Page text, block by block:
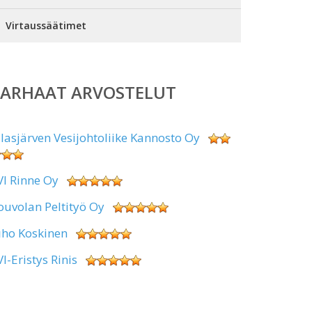
Virtaussäätimet
ARVOSTELUT
Vesijohtoliike Kannosto Oy
Rinne Oy
Peltityö Oy
Koskinen
Eristys Rinis